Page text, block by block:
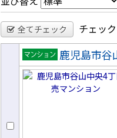
全てチェック チェッ
売マンシ
ョン
鹿児島市谷